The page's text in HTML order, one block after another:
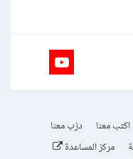
اكتب معنا
درّب معنا
مركز المساعدة